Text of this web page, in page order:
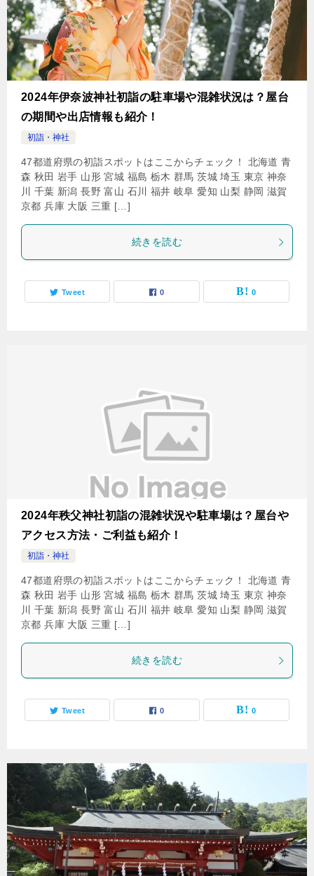
2024年伊奈波神社初詣の駐車場や混雑状況は？屋台
の期間や出店情報も紹介！
初詣・神社
47都道府県の初詣スポットはここからチェック！ 北海道 青
森 秋田 岩手 山形 宮城 福島 栃木 群馬 茨城 埼玉 東京 神奈
川 千葉 新潟 長野 富山 石川 福井 岐阜 愛知 山梨 静岡 滋賀
京都 兵庫 大阪 三重 […]
続きを読む
Tweet 0 0
2024年秩父神社初詣の混雑状況や駐車場は？屋台や
アクセス方法・ご利益も紹介！
初詣・神社
47都道府県の初詣スポットはここからチェック！ 北海道 青
森 秋田 岩手 山形 宮城 福島 栃木 群馬 茨城 埼玉 東京 神奈
川 千葉 新潟 長野 富山 石川 福井 岐阜 愛知 山梨 静岡 滋賀
京都 兵庫 大阪 三重 […]
続きを読む
Tweet 0 0